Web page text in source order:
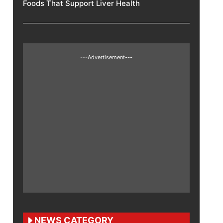
Foods That Support Liver Health
---Advertisement---
NEWS CATEGORY